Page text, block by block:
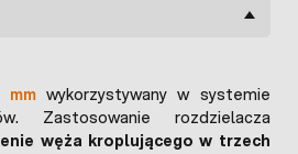
wykorzystywany w systemie
Zastosowanie rozdzielacza
węża kroplującego w trzech